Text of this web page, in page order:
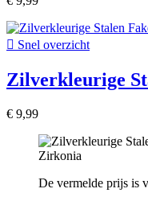
 Snel overzicht
Zilverkleurige
€ 9,99
De vermelde prijs is